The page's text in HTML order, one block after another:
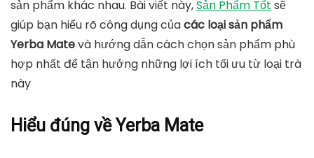
sản phẩm khác nhau. Bài viết này,Sản Phẩm Tốt sẽ
giúp bạn hiểu rõ công dụng củacác loại sản phẩm
Yerba Matevà hướng dẫn cách chọn sản phẩm phù
hợp nhất để tận hưởng những lợi ích tối ưu từ loại trà
này
Hiểu đúng về Yerba Mate